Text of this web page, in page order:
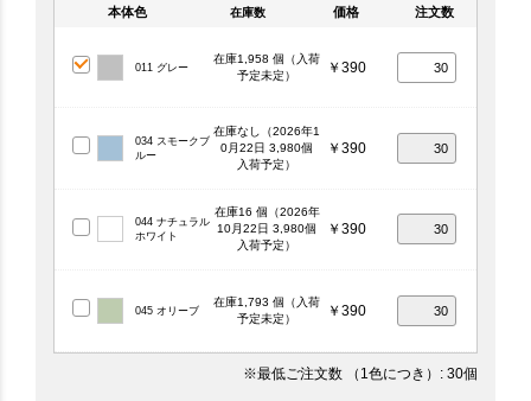
本体色 在庫数 価格 注文数
011 グレー
在庫1,958 個（入荷
予定未定）
￥390
034 スモークブ
ルー
在庫なし（2026年1
0月22日 3,980個
入荷予定）
￥390
044 ナチュラル
ホワイト
在庫16 個（2026年
10月22日 3,980個
入荷予定）
￥390
045 オリーブ
在庫1,793 個（入荷
予定未定）
￥390
※最低ご注文数 （1色につき） : 30個